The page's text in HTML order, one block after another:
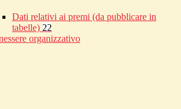
Dati relativi ai premi (da pubblicare in
tabelle) 22
organizzativo